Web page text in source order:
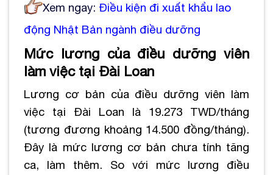
Xem ngay: Điều kiện đi xuất khẩu lao
động Nhật Bản ngành điều dưỡng
Mức lương của điều dưỡng viên
làm việc tại Đài Loan
Lương cơ bản của điều dưỡng viên làm
việc tại Đài Loan là 19.273 TWD/tháng
(tương đương khoảng 14.500 đồng/tháng).
Đây là mức lương cơ bản chưa tính tăng
ca, làm thêm. So với mức lương điều